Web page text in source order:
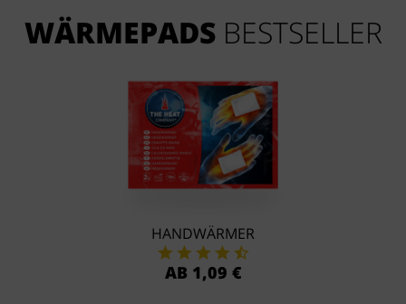
WÄRMEPADSBESTSELLER
HANDWÄRMER
AB 1,09 €